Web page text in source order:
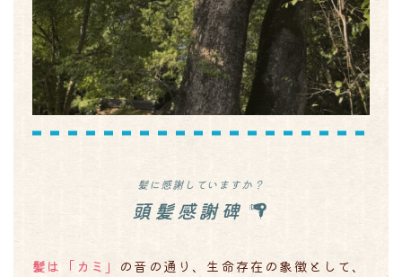
髪に感謝していますか？
頭髪感謝碑
髪は「カミ」 の音の通り、生命存在の象徴として、